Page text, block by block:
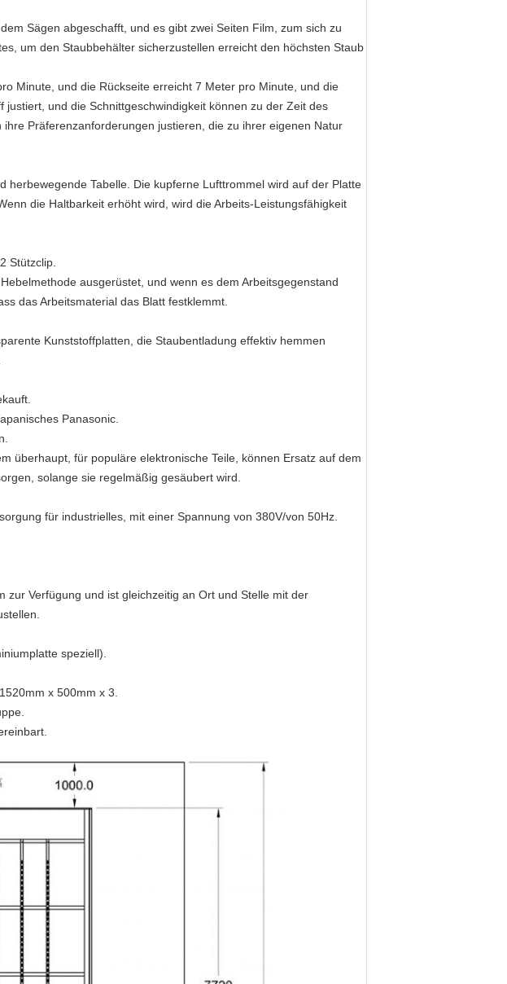
Sägen abgeschafft, und es gibt zwei Seiten Film, zum sich zu
um den Staubbehälter sicherzustellen erreicht den höchsten Staub
Minute, und die Rückseite erreicht 7 Meter pro Minute, und die
justiert, und die Schnittgeschwindigkeit können zu der Zeit des
Präferenzanforderungen justieren, die zu ihrer eigenen Natur
herbewegende Tabelle. Die kupferne Lufttrommel wird auf der Platte
die Haltbarkeit erhöht wird, wird die Arbeits-Leistungsfähigkeit
Stützclip.
ausgerüstet, und wenn es dem Arbeitsgegenstand
das Arbeitsmaterial das Blatt festklemmt.
Kunststoffplatten, die Staubentladung effektiv hemmen
Panasonic.
überhaupt, für populäre elektronische Teile, können Ersatz auf dem
solange sie regelmäßig gesäubert wird.
für industrielles, mit einer Spannung von 380V/von 50Hz.
zur Verfügung und ist gleichzeitig an Ort und Stelle mit der
speziell).
x 500mm x 3.